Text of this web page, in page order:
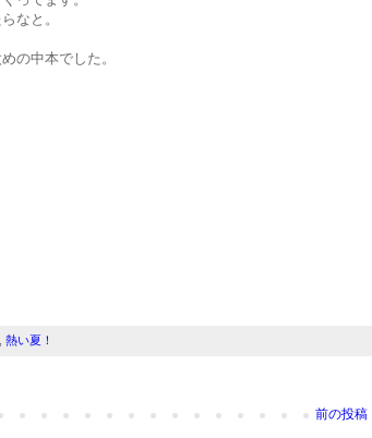
なと。
の中本でした。
熱い夏！
前の投稿